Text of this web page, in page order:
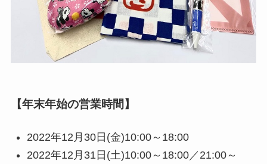
【年末年始の営業時間】
2022年12月30日(金)10:00～18:00
2022年12月31日(土)10:00～18:00／21:00～